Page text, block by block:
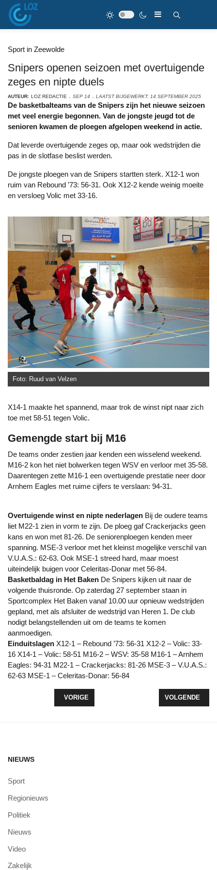
Sport in Zeewolde
Snipers openen seizoen met overtuigende
zeges en nipte duels
AUTEUR: LOZ REDACTIE SEP 14 LAATST BIJGEWERKT: 14 SEPTEMBER 2025
De basketbalteams van de Snipers zijn het nieuwe seizoen
met veel energie begonnen. Van de jongste jeugd tot de
senioren kwamen de ploegen afgelopen weekend in actie.
Dat leverde overtuigende zeges op, maar ook wedstrijden die
pas in de slotfase beslist werden.
De jongste ploegen van de Snipers startten sterk. X12-1 won
ruim van Rebound ’73: 56-31. Ook X12-2 kende weinig moeite
en versloeg Volic met 33-16.
Foto: Ruud van Velzen
X14-1 maakte het spannend, maar trok de winst nipt naar zich
toe met 58-51 tegen Volic.
Gemengde start bij M16
De teams onder zestien jaar kenden een wisselend weekend.
M16-2 kon het niet bolwerken tegen WSV en verloor met 35-58.
Daarentegen zette M16-1 een overtuigende prestatie neer door
Arnhem Eagles met ruime cijfers te verslaan: 94-31.
Overtuigende winst en nipte nederlagen Bij de oudere teams
liet M22-1 zien in vorm te zijn. De ploeg gaf Crackerjacks geen
kans en won met 81-26. De seniorenploegen kenden meer
spanning. MSE-3 verloor met het kleinst mogelijke verschil van
V.U.A.S.: 62-63. Ook MSE-1 streed hard, maar moest
uiteindelijk buigen voor Celeritas-Donar met 56-84.
Basketbaldag in Het Baken De Snipers kijken uit naar de
volgende thuisronde. Op zaterdag 27 september staan in
Sportcomplex Het Baken vanaf 10.00 uur opnieuw wedstrijden
gepland, met als afsluiter de wedstrijd van Heren 1. De club
nodigt belangstellenden uit om de teams te komen
aanmoedigen.
Einduitslagen X12-1 – Rebound ’73: 56-31 X12-2 – Volic: 33-
16 X14-1 – Volic: 58-51 M16-2 – WSV: 35-58 M16-1 – Arnhem
Eagles: 94-31 M22-1 – Crackerjacks: 81-26 MSE-3 – V.U.A.S.:
62-63 MSE-1 – Celeritas-Donar: 56-84
VORIG ARTIKEL: KV WOLDERWIJD/DYZLE WINT
VORIGE VOLGENDE
VOLGENDE
NIEUWS
Sport
Regionieuws
Politiek
Nieuws
Video
Zakelijk